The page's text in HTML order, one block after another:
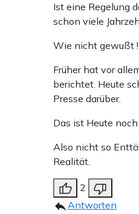
Ist eine Regelung
schon viele
Wie nicht gewußt !
Früher hat vor
berichtet. Heute
Presse darüber.
Das ist Heute noch
Also nicht so
Realität.
2
Antworten